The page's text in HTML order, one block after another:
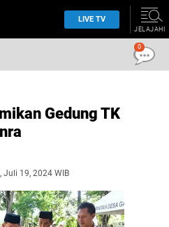
LIVE TV
JELAJAHI
Gedung TK
19, 2024 WIB
0